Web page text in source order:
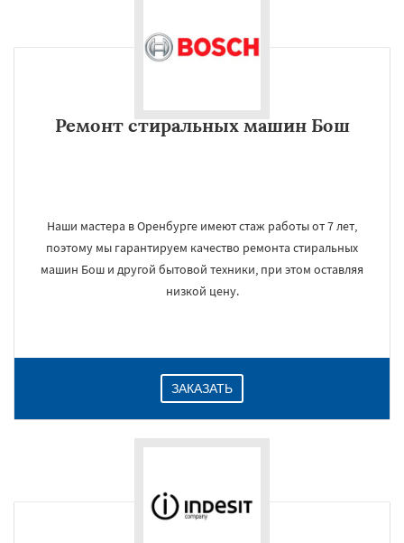
Ремонт стиральных машин Бош
Наши мастера в Оренбурге имеют стаж работы от 7 лет,
поэтому мы гарантируем качество ремонта стиральных
машин Бош и другой бытовой техники, при этом оставляя
низкой цену.
ЗАКАЗАТЬ